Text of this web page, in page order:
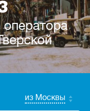
оператора
из Москвы